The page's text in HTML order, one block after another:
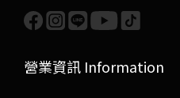
營業資訊 Information